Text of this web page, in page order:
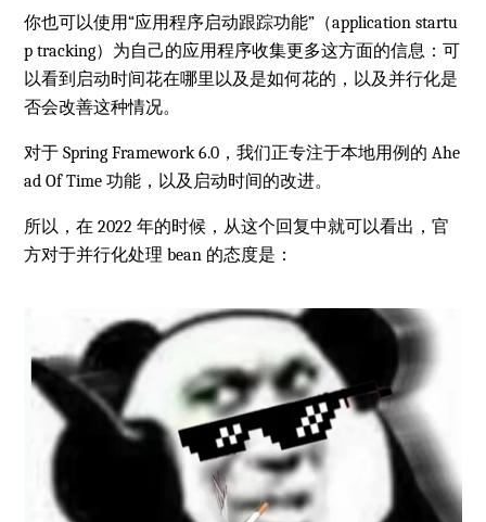
你也可以使用“应用程序启动跟踪功能”（application startu
p tracking）为自己的应用程序收集更多这方面的信息：可
以看到启动时间花在哪里以及是如何花的，以及并行化是
否会改善这种情况。
对于 Spring Framework 6.0，我们正专注于本地用例的 Ahe
ad Of Time 功能，以及启动时间的改进。
所以，在 2022 年的时候，从这个回复中就可以看出，官
方对于并行化处理 bean 的态度是：